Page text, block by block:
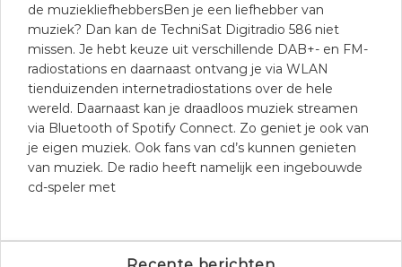
de muziekliefhebbersBen je een liefhebber van
muziek? Dan kan de TechniSat Digitradio 586 niet
missen. Je hebt keuze uit verschillende DAB+- en FM-
radiostations en daarnaast ontvang je via WLAN
tienduizenden internetradiostations over de hele
wereld. Daarnaast kan je draadloos muziek streamen
via Bluetooth of Spotify Connect. Zo geniet je ook van
je eigen muziek. Ook fans van cd’s kunnen genieten
van muziek. De radio heeft namelijk een ingebouwde
cd-speler met